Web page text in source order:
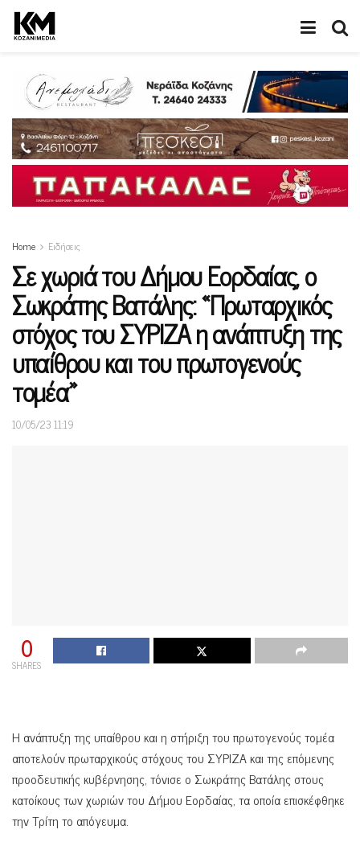
Home Ειδήσεις
Σε χωριά του Δήμου Εορδαίας, ο
Σωκράτης Βατάλης: «Πρωταρχικός
στόχος του ΣΥΡΙΖΑ η ανάπτυξη της
υπαίθρου και του πρωτογενούς
τομέα»
10/05/23 11:19
0
SHARES
Η ανάπτυξη της υπαίθρου και η στήριξη του πρωτογενούς τομέα
αποτελούν πρωταρχικούς στόχους του ΣΥΡΙΖΑ και της επόμενης
προοδευτικής κυβέρνησης, τόνισε ο Σωκράτης Βατάλης στους
κατοίκους των χωριών του Δήμου Εορδαίας, τα οποία επισκέφθηκε
την Τρίτη το απόγευμα.